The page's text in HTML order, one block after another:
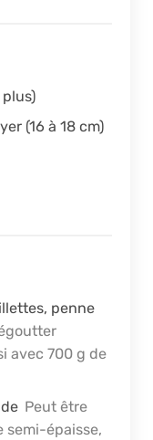
(16 à 18 cm)
penne
avec 700 g de
Peut être
semi-épaisse,